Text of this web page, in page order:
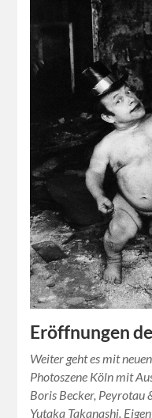
Eröffnungen
Weiter geht es mit
Photoszene Köln mit
Boris Becker, Peyrotau
Yutaka Takanashi.